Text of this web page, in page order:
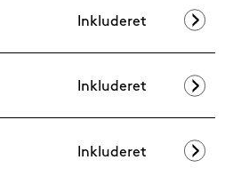
Inkluderet
Inkluderet
Inkluderet